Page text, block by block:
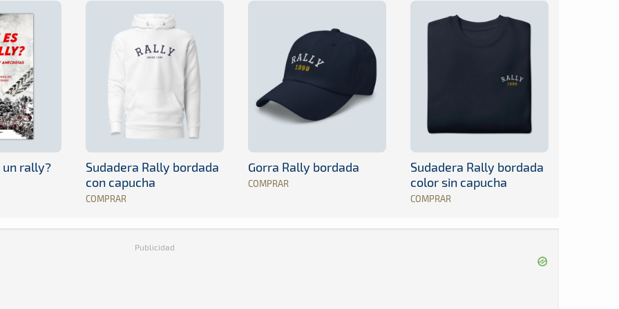
un rally?
Sudadera Rally bordada
con capucha
COMPRAR
Gorra Rally bordada
COMPRAR
Sudadera Rally bordada
color sin capucha
COMPRAR
Publicidad